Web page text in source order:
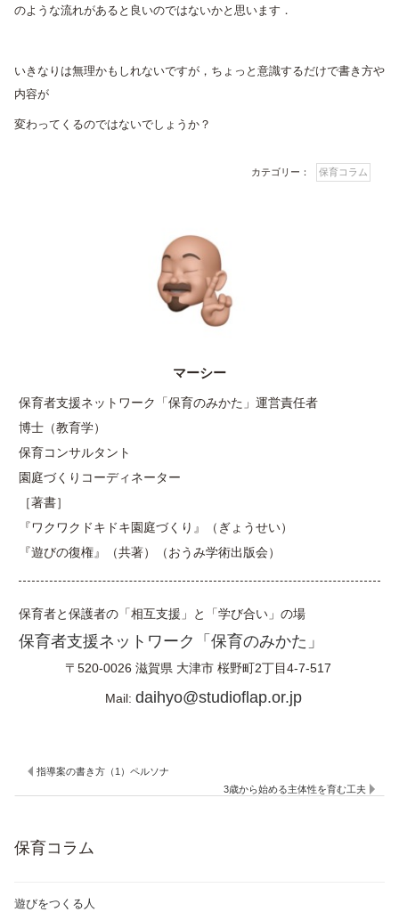
のような流れがあると良いのではないかと思います．
いきなりは無理かもしれないですが，ちょっと意識するだけで書き方や
内容が
変わってくるのではないでしょうか？
カテゴリー： 保育コラム
マーシー
保育者支援ネットワーク「保育のみかた」運営責任者
博士（教育学）
保育コンサルタント
園庭づくりコーディネーター
［著書］
『ワクワクドキドキ園庭づくり』（ぎょうせい）
『遊びの復権』（共著）（おうみ学術出版会）
保育者と保護者の「相互支援」と「学び合い」の場
保育者支援ネットワーク「保育のみかた」
〒520-0026 滋賀県 大津市 桜野町2丁目4-7-517
Mail: daihyo@studioflap.or.jp
指導案の書き方（1）ペルソナ
3歳から始める主体性を育む工夫
保育コラム
遊びをつくる人